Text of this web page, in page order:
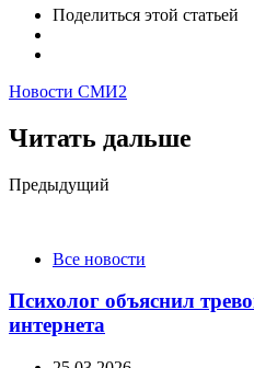
Поделиться этой статьей
Новости СМИ2
Читать дальше
Post
Предыдущий
Все новости
Психолог объяснил
интернета